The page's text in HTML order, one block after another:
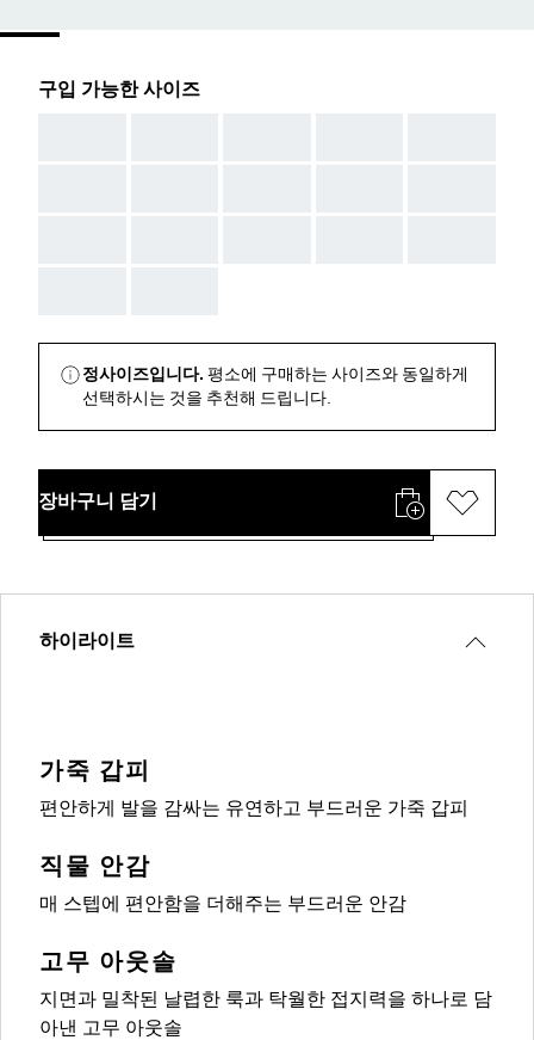
구입 가능한 사이즈
정사이즈입니다. 평소에 구매하는 사이즈와 동일하게
선택하시는 것을 추천해 드립니다.
장바구니 담기
하이라이트
가죽 갑피
편안하게 발을 감싸는 유연하고 부드러운 가죽 갑피
직물 안감
매 스텝에 편안함을 더해주는 부드러운 안감
고무 아웃솔
지면과 밀착된 날렵한 룩과 탁월한 접지력을 하나로 담
아낸 고무 아웃솔